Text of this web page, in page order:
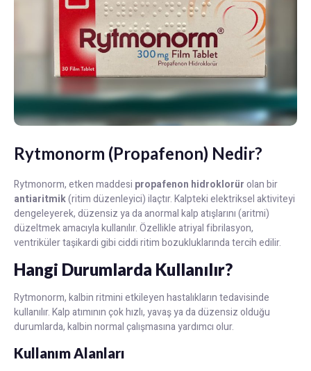
Rytmonorm (Propafenon) Nedir?
Rytmonorm, etken maddesi propafenon hidroklorürolan bir
antiaritmik(ritim düzenleyici) ilaçtır. Kalpteki elektriksel aktiviteyi
dengeleyerek, düzensiz ya da anormal kalp atışlarını (aritmi)
düzeltmek amacıyla kullanılır. Özellikle atriyal fibrilasyon,
ventriküler taşikardi gibi ciddi ritim bozukluklarında tercih edilir.
Hangi Durumlarda Kullanılır?
Rytmonorm, kalbin ritmini etkileyen hastalıkların tedavisinde
kullanılır. Kalp atımının çok hızlı, yavaş ya da düzensiz olduğu
durumlarda, kalbin normal çalışmasına yardımcı olur.
Kullanım Alanları